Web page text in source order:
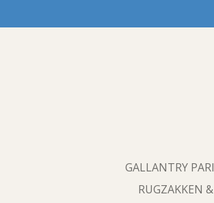
direct
GALLANTRY
RUGZAKKEN